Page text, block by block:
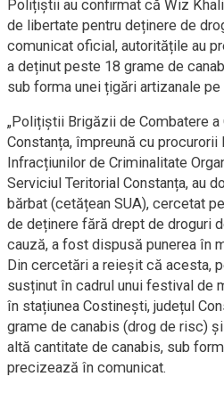
Polițiștii au confirmat că Wiz
de libertate pentru deținere de
comunicat oficial, autoritățile au
a deținut peste 18 grame de
sub forma unei țigări artizanale pe
„Polițiștii Brigăzii de Combatere
Constanța, împreună cu
Infracțiunilor de Criminalitate
Serviciul Teritorial Constanța, au
bărbat (cetățean SUA), cercetat
de deținere fără drept de droguri
cauză, a fost dispusă punerea în
Din cercetări a reieșit că acesta,
susținut în cadrul unui festival de
în stațiunea Costinești, județul
grame de canabis (drog de risc)
altă cantitate de canabis, sub
precizează în comunicat.